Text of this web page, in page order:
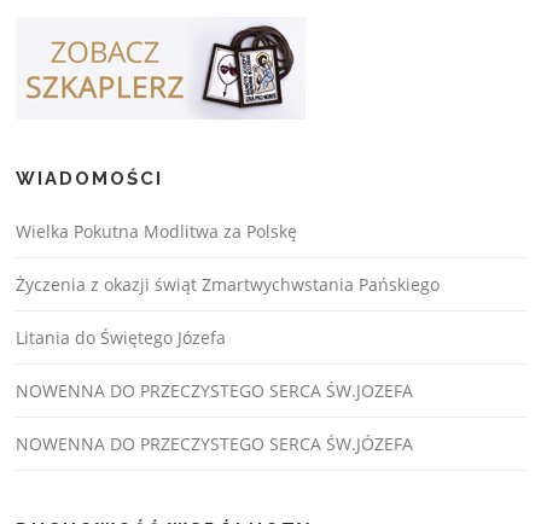
WIADOMOŚCI
Wielka Pokutna Modlitwa za Polskę
Życzenia z okazji świąt Zmartwychwstania Pańskiego
Litania do Świętego Józefa
NOWENNA DO PRZECZYSTEGO SERCA ŚW.JOZEFA
NOWENNA DO PRZECZYSTEGO SERCA ŚW.JÓZEFA